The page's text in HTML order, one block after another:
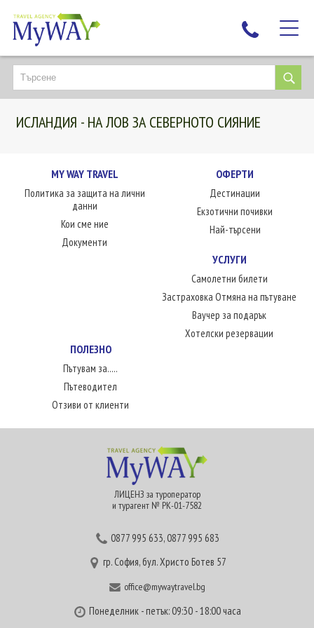
НАЙ-ТЪРСЕНИ
ДЕСТИНАЦИИ
ЕКЗОТИЧНИ ПОЧИВКИ
НОВА ГОДИНА
ПЪТУВАЙТЕ С ДЕЦА
ЛЮБОПИТНО
ИСЛАНДИЯ - НА ЛОВ ЗА СЕВЕРНОТО СИЯНИЕ
MY WAY TRAVEL
Политика за защита на лични
данни
Кои сме ние
Документи
ОФЕРТИ
Дестинации
Екзотични почивки
Най-търсени
УСЛУГИ
Самолетни билети
Застраховка Отмяна на пътуване
Ваучер за подарък
Хотелски резервации
ПОЛЕЗНО
Пътувам за.....
Пътеводител
Отзиви от клиенти
ЛИЦЕНЗ за туроператор
и турагент № РК-01-7582
0877 995 633,0877 995 683
гр. София, бул. Христо Ботев 57
office@mywaytravel.bg
Понеделник - петък: 09:30 - 18:00 часа